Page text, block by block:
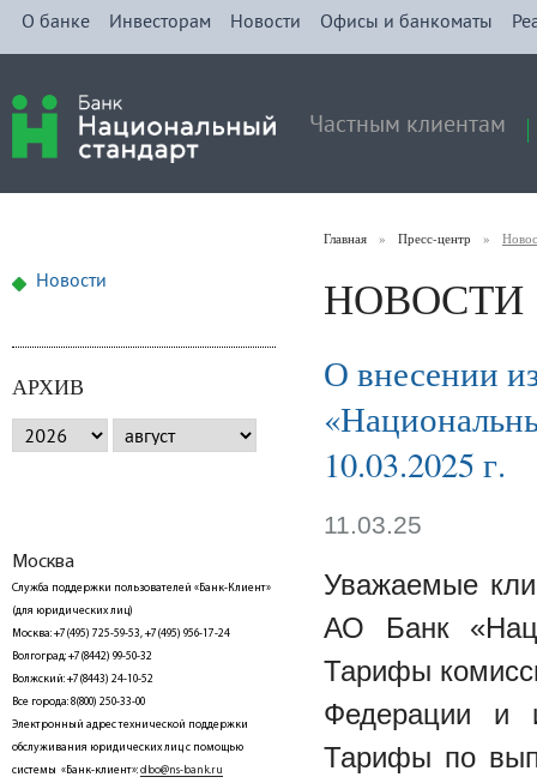
О банке Инвесторам Новости Офисы и банкоматы
Частным клиентам
Новости
АРХИВ
Москва
Служба поддержки пользователей «Банк-Клиент»
(для юридических лиц)
Москва: +7(495) 725-59-53, +7(495) 956-17-24
Волгоград: +7(8442) 99-50-32
Волжский: +7(8443) 24-10-52
Все города: 8(800) 250-33-00
Электронный адрес технической поддержки
обслуживания юридических лиц с помощью
системы «Банк-клиент»:dbo@ns-bank.ru
Главная » Пресс-центр »
НОВОСТИ
О внесении
10.03.2025 г.
11.03.25
Уважаемые
АО Банк
Тарифы
Федерации и
Тарифы по